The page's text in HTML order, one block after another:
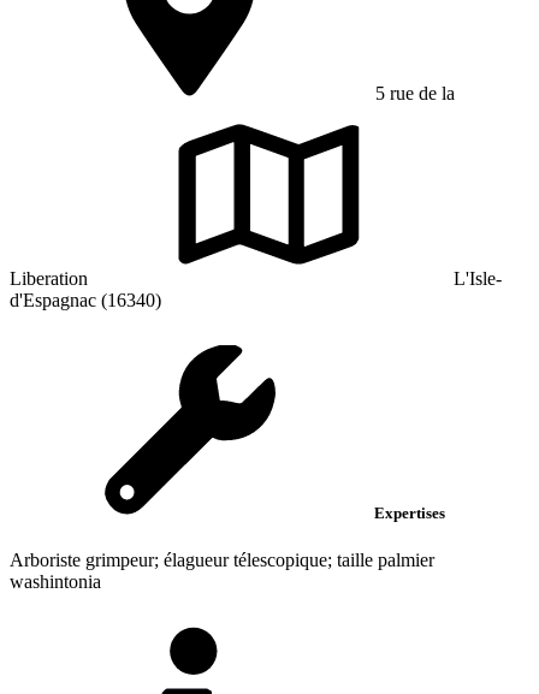
5 rue de la
Liberation
L'Isle-
d'Espagnac (16340)
Expertises
Arboriste grimpeur; élagueur télescopique; taille palmier
washintonia